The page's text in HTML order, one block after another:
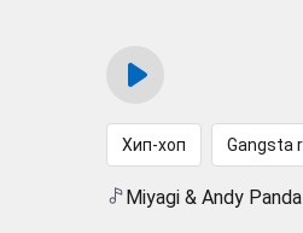
Хип-хоп Gangsta
Miyagi & Andy